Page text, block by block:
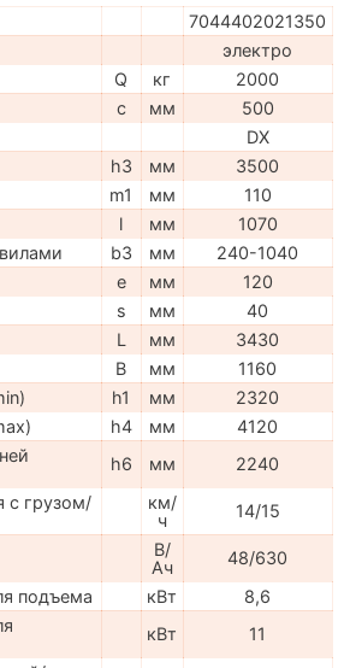
7044402021350
электро
Q кг
2000
c мм
500
DX
h3 мм
3500
m1 мм
110
l мм
1070
b3 мм
240-1040
e мм
120
s мм
40
L мм
3430
B мм
1160
h1 мм
2320
h4 мм
4120
h6 мм
2240
с грузом/
км/
ч
14/15
В/
Ач
48/630
подъема
кВт
8,6
кВт
11